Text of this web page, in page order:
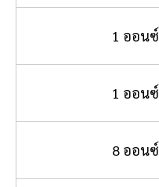
1 ออนซ์
1 ออนซ์
8 ออนซ์